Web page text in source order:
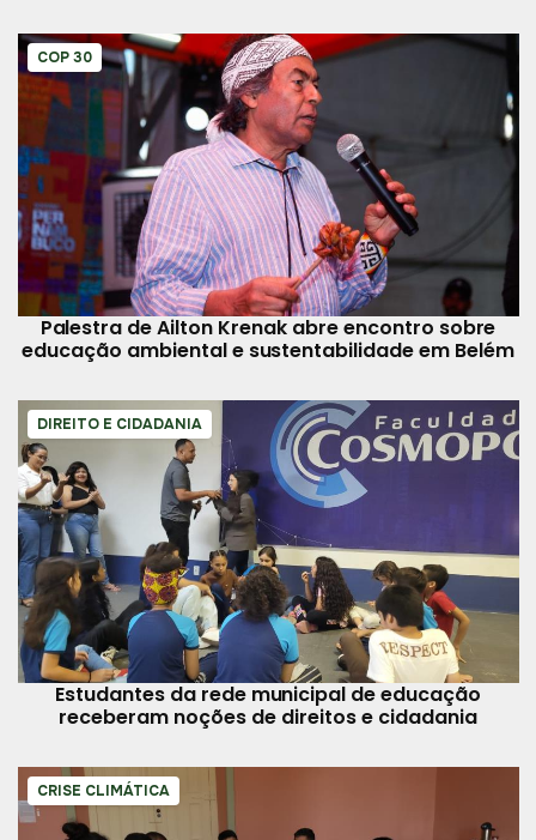
COP 30
Palestra de Ailton Krenak abre encontro sobre
educação ambiental e sustentabilidade em Belém
DIREITO E CIDADANIA
Estudantes da rede municipal de educação
receberam noções de direitos e cidadania
CRISE CLIMÁTICA